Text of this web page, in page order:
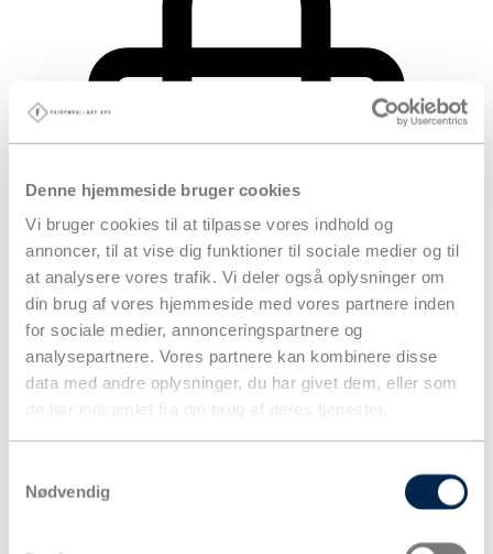
Denne hjemmeside bruger cookies
Vi bruger cookies til at tilpasse vores indhold og
annoncer, til at vise dig funktioner til sociale medier og til
at analysere vores trafik. Vi deler også oplysninger om
din brug af vores hjemmeside med vores partnere inden
for sociale medier, annonceringspartnere og
analysepartnere. Vores partnere kan kombinere disse
data med andre oplysninger, du har givet dem, eller som
de har indsamlet fra din brug af deres tjenester.
Nødvendig